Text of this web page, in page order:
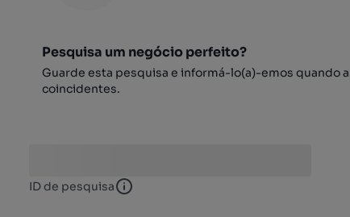
Pesquisa um negócio perfeito?
Guarde esta pesquisa e informá-lo(a)-emos quando
coincidentes.
ID de pesquisa ID de pesquisa